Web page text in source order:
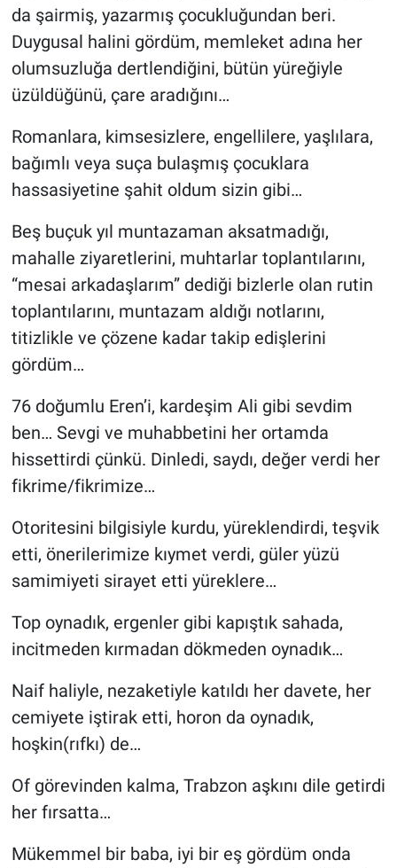
da şairmiş, yazarmış çocukluğundan beri.
Duygusal halini gördüm, memleket adına her
olumsuzluğa dertlendiğini, bütün yüreğiyle
üzüldüğünü, çare aradığını…
Romanlara, kimsesizlere, engellilere, yaşlılara,
bağımlı veya suça bulaşmış çocuklara
hassasiyetine şahit oldum sizin gibi…
Beş buçuk yıl muntazaman aksatmadığı,
mahalle ziyaretlerini, muhtarlar toplantılarını,
“mesai arkadaşlarım” dediği bizlerle olan rutin
toplantılarını, muntazam aldığı notlarını,
titizlikle ve çözene kadar takip edişlerini
gördüm…
76 doğumlu Eren’i, kardeşim Ali gibi sevdim
ben… Sevgi ve muhabbetini her ortamda
hissettirdi çünkü. Dinledi, saydı, değer verdi her
fikrime/fikrimize…
Otoritesini bilgisiyle kurdu, yüreklendirdi, teşvik
etti, önerilerimize kıymet verdi, güler yüzü
samimiyeti sirayet etti yüreklere…
Top oynadık, ergenler gibi kapıştık sahada,
incitmeden kırmadan dökmeden oynadık…
Naif haliyle, nezaketiyle katıldı her davete, her
cemiyete iştirak etti, horon da oynadık,
hoşkin(rıfkı) de…
Of görevinden kalma, Trabzon aşkını dile getirdi
her fırsatta…
Mükemmel bir baba, iyi bir eş gördüm onda